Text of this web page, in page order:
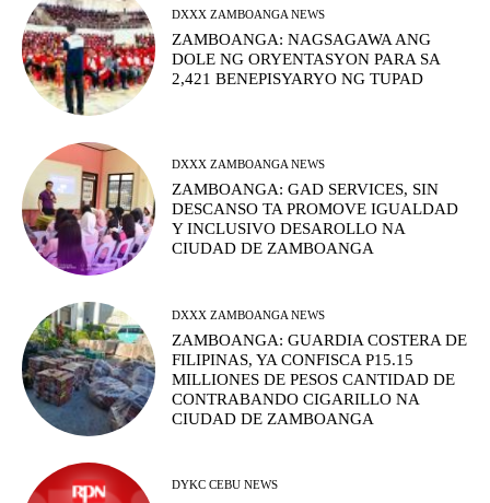
DXXX ZAMBOANGA NEWS
ZAMBOANGA: NAGSAGAWA ANG
DOLE NG ORYENTASYON PARA SA
2,421 BENEPISYARYO NG TUPAD
DXXX ZAMBOANGA NEWS
ZAMBOANGA: GAD SERVICES, SIN
DESCANSO TA PROMOVE IGUALDAD
Y INCLUSIVO DESAROLLO NA
CIUDAD DE ZAMBOANGA
DXXX ZAMBOANGA NEWS
ZAMBOANGA: GUARDIA COSTERA DE
FILIPINAS, YA CONFISCA P15.15
MILLIONES DE PESOS CANTIDAD DE
CONTRABANDO CIGARILLO NA
CIUDAD DE ZAMBOANGA
DYKC CEBU NEWS